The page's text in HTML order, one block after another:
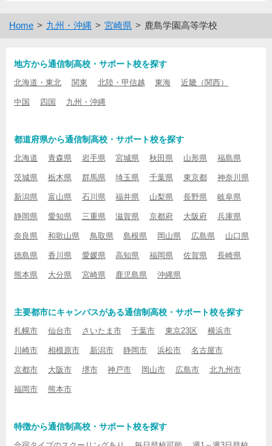
Home 九州・沖縄 宮崎県 鹿島学園高等学校
地方から通信制高校・サポート校を探す
北海道・東北 関東 北陸・甲信越 東海 近畿（関西）
中国 四国 九州・沖縄
都道府県から通信制高校・サポート校を探す
北海道 青森県 岩手県 宮城県 秋田県 山形県 福島県
茨城県 栃木県 群馬県 埼玉県 千葉県 東京都 神奈川県
新潟県 富山県 石川県 福井県 山梨県 長野県 岐阜県
静岡県 愛知県 三重県 滋賀県 京都府 大阪府 兵庫県
奈良県 和歌山県 鳥取県 島根県 岡山県 広島県 山口県
徳島県 香川県 愛媛県 高知県 福岡県 佐賀県 長崎県
熊本県 大分県 宮崎県 鹿児島県 沖縄県
主要都市にキャンパスがある通信制高校・サポート校を探す
札幌市 仙台市 さいたま市 千葉市 東京23区 横浜市
川崎市 相模原市 新潟市 静岡市 浜松市 名古屋市
京都市 大阪市 堺市 神戸市 岡山市 広島市 北九州市
福岡市 熊本市
特徴から通信制高校・サポート校を探す